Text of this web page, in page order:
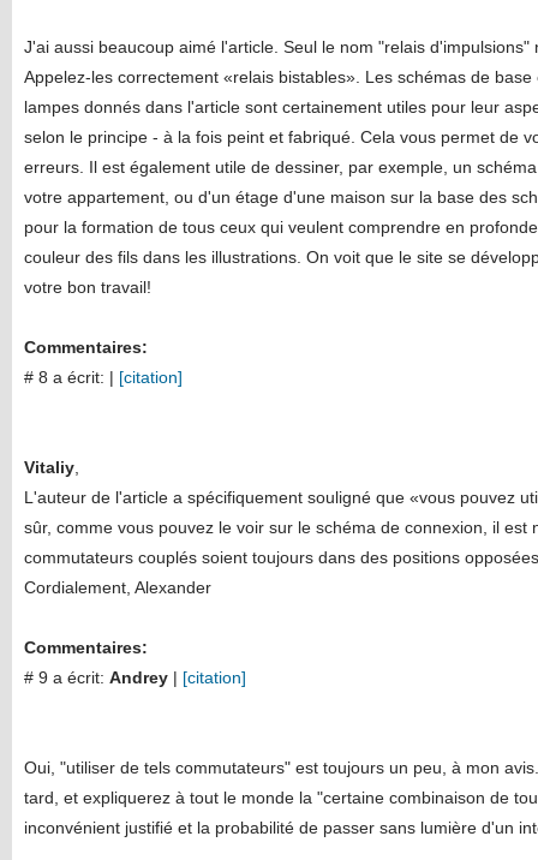
J'ai aussi beaucoup aimé l'article. Seul le nom "relais d'impulsions"
Appelez-les correctement «relais bistables». Les schémas de
lampes donnés dans l'article sont certainement utiles pour leur
selon le principe - à la fois peint et fabriqué. Cela vous permet de
erreurs. Il est également utile de dessiner, par exemple, un
votre appartement, ou d'un étage d'une maison sur la base des
pour la formation de tous ceux qui veulent comprendre en
couleur des fils dans les illustrations. On voit que le site se
votre bon travail!
Commentaires:
# 8 a écrit: | [citation]
Vitaliy
L'auteur de l'article a spécifiquement souligné que «vous pouvez
sûr, comme vous pouvez le voir sur le schéma de connexion, il est
commutateurs couplés soient toujours dans des positions
Cordialement, Alexander
Commentaires:
# 9 a écrit: Andrey | [citation]
Oui, "utiliser de tels commutateurs" est toujours un peu, à mon
tard, et expliquerez à tout le monde la "certaine combinaison de
inconvénient justifié et la probabilité de passer sans lumière d'un